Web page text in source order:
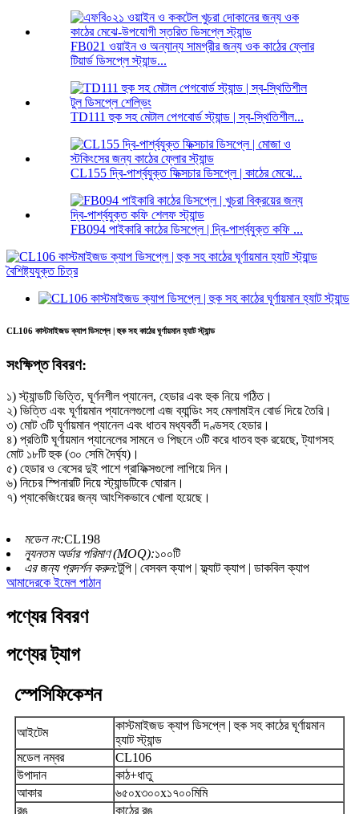
FB021 ওয়াইন ও অন্যান্য সামগ্রীর জন্য ওক কাঠের ফ্লোর
টিয়ার্ড ডিসপ্লে স্ট্যান্ড...
TD111 হুক সহ মেটাল পেগবোর্ড স্ট্যান্ড | স্ব-স্থিতিশীল...
CL155 দ্বি-পার্শ্বযুক্ত ফিক্সচার ডিসপ্লে | কাঠের মেঝে...
FB094 পাইকারি কাঠের ডিসপ্লে | দ্বি-পার্শ্বযুক্ত কফি ...
CL106 কাস্টমাইজড ক্যাপ ডিসপ্লে | হুক সহ কাঠের ঘূর্ণায়মান হ্যাট স্ট্যান্ড
সংক্ষিপ্ত বিবরণ:
১) স্ট্যান্ডটি ভিত্তি, ঘূর্ণনশীল প্যানেল, হেডার এবং হুক নিয়ে গঠিত।
২) ভিত্তি এবং ঘূর্ণায়মান প্যানেলগুলো এজ ব্যান্ডিং সহ মেলামাইন বোর্ড দিয়ে তৈরি।
৩) মোট ৩টি ঘূর্ণায়মান প্যানেল এবং ধাতব মধ্যবর্তী দণ্ডসহ হেডার।
৪) প্রতিটি ঘূর্ণায়মান প্যানেলের সামনে ও পিছনে ৩টি করে ধাতব হুক রয়েছে, ট্যাগসহ
মোট ১৮টি হুক (৩০ সেমি দৈর্ঘ্য)।
৫) হেডার ও বেসের দুই পাশে গ্রাফিক্সগুলো লাগিয়ে দিন।
৬) নিচের স্পিনারটি দিয়ে স্ট্যান্ডটিকে ঘোরান।
৭) প্যাকেজিংয়ের জন্য আংশিকভাবে খোলা হয়েছে।
মডেল নং:CL198
ন্যূনতম অর্ডার পরিমাণ (MOQ):১০০টি
এর জন্য প্রদর্শন করুন:টুপি | বেসবল ক্যাপ | ফ্ল্যাট ক্যাপ | ডাকবিল ক্যাপ
আমাদেরকে ইমেল পাঠান
পণ্যের বিবরণ
পণ্যের ট্যাগ
স্পেসিফিকেশন
আইটেম
কাস্টমাইজড ক্যাপ ডিসপ্লে | হুক সহ কাঠের ঘূর্ণায়মান
হ্যাট স্ট্যান্ড
মডেল নম্বর
CL106
উপাদান
কাঠ+ধাতু
আকার
৬৫০x৩০০x১৭০০মিমি
রঙ
কাঠের রঙ